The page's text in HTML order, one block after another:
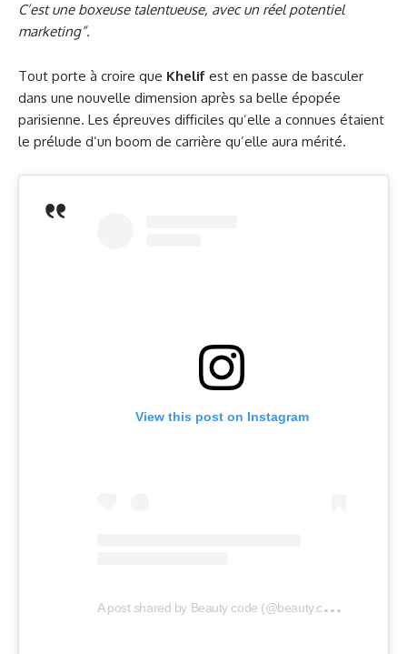
C’est une boxeuse talentueuse, avec un réel potentiel
marketing”.
Tout porte à croire que Khelif est en passe de basculer
dans une nouvelle dimension après sa belle épopée
parisienne. Les épreuves difficiles qu’elle a connues étaient
le prélude d’un boom de carrière qu’elle aura mérité.
View this post on Instagram
A
post shared by Beauty code (@beauty.code.officiel)